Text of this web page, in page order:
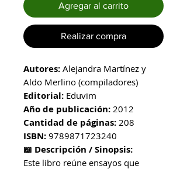
Agregar al carrito
Realizar compra
Autores: Alejandra Martínez y
Aldo Merlino (compiladores)
Editorial: Eduvim
Año de publicación: 2012
Cantidad de páginas: 208
ISBN: 9789871723240
📖 Descripción / Sinopsis:
Este libro reúne ensayos que